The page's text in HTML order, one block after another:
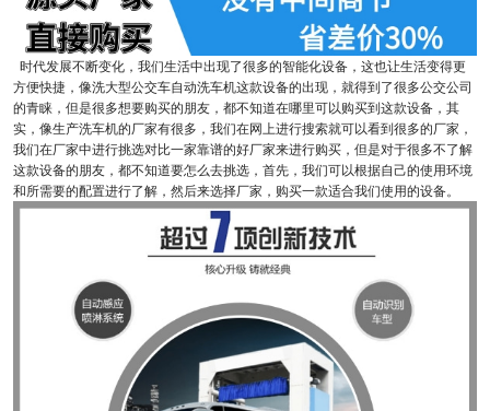
时代发展不断变化，我们生活中出现了很多的智能化设备，这也让生活变得更
方便快捷，像洗大型公交车自动洗车机这款设备的出现，就得到了很多公交公司
的青睐，但是很多想要购买的朋友，都不知道在哪里可以购买到这款设备，其
实，像生产洗车机的厂家有很多，我们在网上进行搜索就可以看到很多的厂家，
我们在厂家中进行挑选对比一家靠谱的好厂家来进行购买，但是对于很多不了解
这款设备的朋友，都不知道要怎么去挑选，首先，我们可以根据自己的使用环境
和所需要的配置进行了解，然后来选择厂家，购买一款适合我们使用的设备。